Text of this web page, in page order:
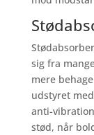
sig fra
mere
udstyret
anti-
stød, når